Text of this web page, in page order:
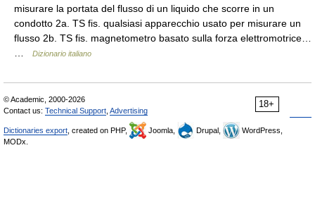
misurare la portata del flusso di un liquido che scorre in un
condotto 2a. TS fis. qualsiasi apparecchio usato per misurare un
flusso 2b. TS fis. magnetometro basato sulla forza elettromotrice…
Dizionario italiano
18+
© Academic, 2000-2026
Contact us: Technical Support Advertising
Dictionaries export , created on PHP, Joomla, Drupal,
WordPress,
MODx.